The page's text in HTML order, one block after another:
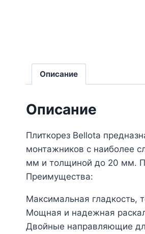
Описание
Описание
Плиткорез Bellota
монтажников с наиболее
мм и толщиной до 20 мм.
Преимущества:
Максимальная гладкость,
Мощная и надежная
Двойные направляющие